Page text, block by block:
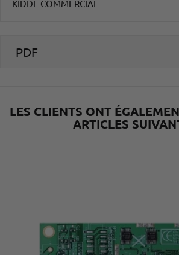
KIDDE COMMERCIAL
PDF
LES CLIENTS ONT
ARTICLES